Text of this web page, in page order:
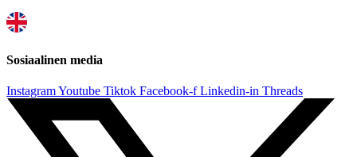
Sosiaalinen media
InstagramYoutube Tiktok Facebook-f Linkedin-in Threads